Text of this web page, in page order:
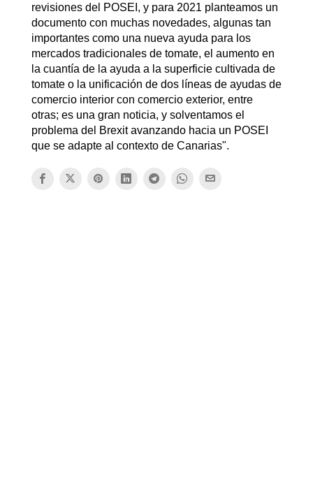
revisiones del POSEI, y para 2021 planteamos un
documento con muchas novedades, algunas tan
importantes como una nueva ayuda para los
mercados tradicionales de tomate, el aumento en
la cuantía de la ayuda a la superficie cultivada de
tomate o la unificación de dos líneas de ayudas de
comercio interior con comercio exterior, entre
otras; es una gran noticia, y solventamos el
problema del Brexit avanzando hacia un POSEI
que se adapte al contexto de Canarias".